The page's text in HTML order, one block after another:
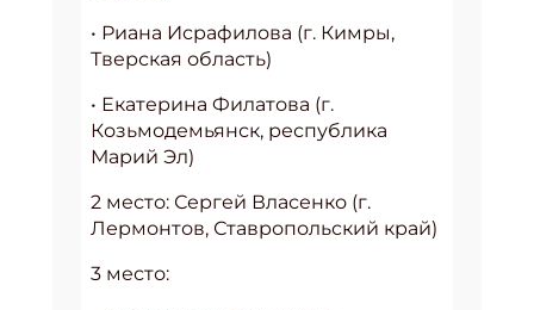
• Риана Исрафилова (г. Кимры,
Тверская область)
• Екатерина Филатова (г.
Козьмодемьянск, республика
Марий Эл)
2 место: Сергей Власенко (г.
Лермонтов, Ставропольский край)
3 место: